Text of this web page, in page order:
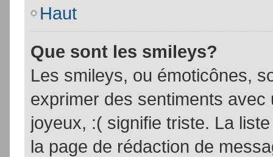
Haut
Que sont les smileys?
Les smileys, ou émoticônes,
exprimer des sentiments
joyeux, :( signifie triste. La
la page de rédaction de